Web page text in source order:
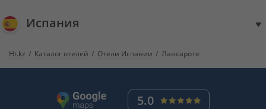
Испания
Ht.kz Каталог отелей Отели Испании Лансароте
5.0